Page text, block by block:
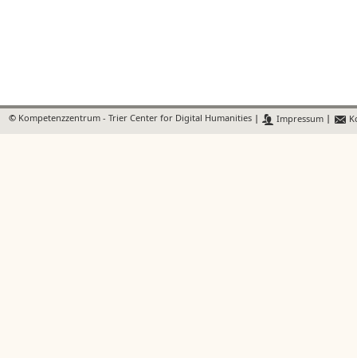
© Kompetenzzentrum - Trier Center for Digital Humanities| Impressum |